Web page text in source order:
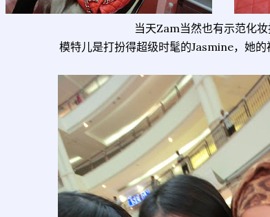
当天Zam当然也有示范化妆
模特儿是打扮得超级时髦的Jasmine，她的